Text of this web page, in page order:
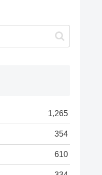
1,265
354
610